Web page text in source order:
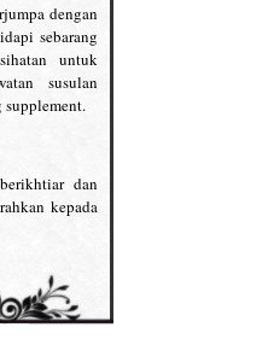
dengan
sebarang
untuk
susulan
supplement.
dan
kepada